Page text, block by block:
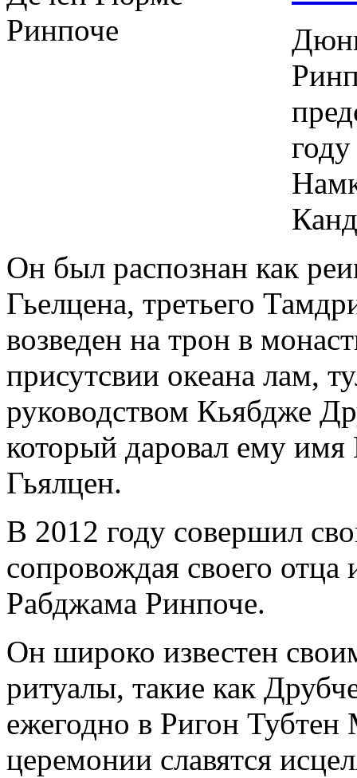
Он был распознан как
Гьелцена, третьего
возведен на трон в
присутсвии океана лам,
руководством Кьябдже
который даровал ему
Гьялцен.
В 2012 году совершил
сопровождая своего
Рабджама Ринпоче.
Он широко известен
ритуалы, такие как
ежегодно в Ригон
церемонии славятся